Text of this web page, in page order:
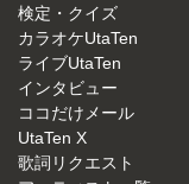
検定・クイズ
カラオケUtaTen
ライブUtaTen
インタビュー
ココだけメール
UtaTen X
歌詞リクエスト